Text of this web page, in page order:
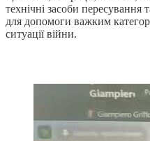
технічні засоби пересування
для допомоги важким
ситуації війни.